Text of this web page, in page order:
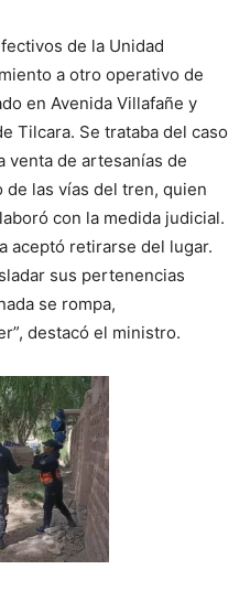
de la Unidad
a otro operativo de
en Avenida Villafañe y
Tilcara. Se trataba del caso
venta de artesanías de
las vías del tren, quien
con la medida judicial.
aceptó retirarse del lugar.
sus pertenencias
se rompa,
destacó el ministro.